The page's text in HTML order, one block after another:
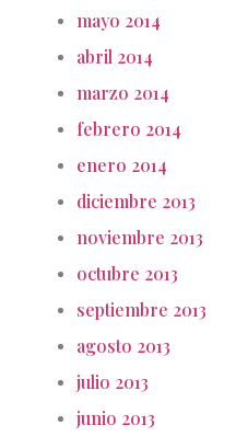
mayo 2014
abril 2014
marzo 2014
febrero 2014
enero 2014
diciembre 2013
noviembre 2013
octubre 2013
septiembre 2013
agosto 2013
julio 2013
junio 2013